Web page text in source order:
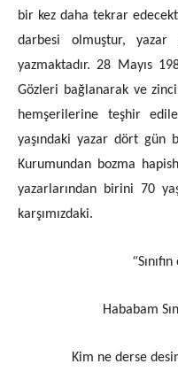
bir kez daha tekrar
darbesi olmuştur, yazar
yazmaktadır. 28 Mayıs
Gözleri bağlanarak ve
hemşerilerine teşhir
yaşındaki yazar dört gün
Kurumundan bozma
yazarlarından birini 70
karşımızdaki.
“
Hababam
Kim ne derse